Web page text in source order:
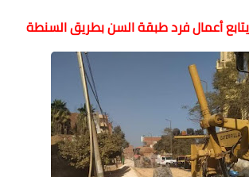
أعمال فرد طبقة السن بطريق السنطة